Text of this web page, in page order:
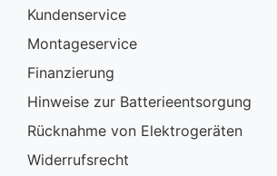
Kundenservice
Montageservice
Finanzierung
Hinweise zur Batterieentsorgung
Rücknahme von Elektrogeräten
Widerrufsrecht